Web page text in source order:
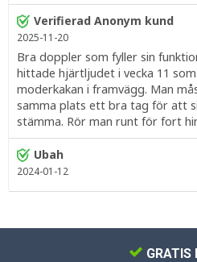
Verifierad Anonym kund
2025-11-20
Bra doppler som fyller sin
hittade hjärtljudet i vecka 11
moderkakan i framvägg. Man
samma plats ett bra tag för att
stämma. Rör man runt för fort
Ubah
2024-01-12
GRATIS